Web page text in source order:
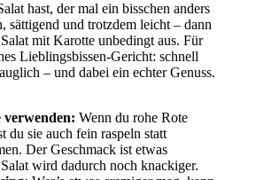
hast, der mal ein bisschen anders
sättigend und trotzdem leicht – dann
mit Karotte unbedingt aus. Für
Lieblingsbissen-Gericht: schnell
– und dabei ein echter Genuss.
verwenden: Wenn du rohe Rote
du sie auch fein raspeln statt
Der Geschmack ist etwas
wird dadurch noch knackiger.